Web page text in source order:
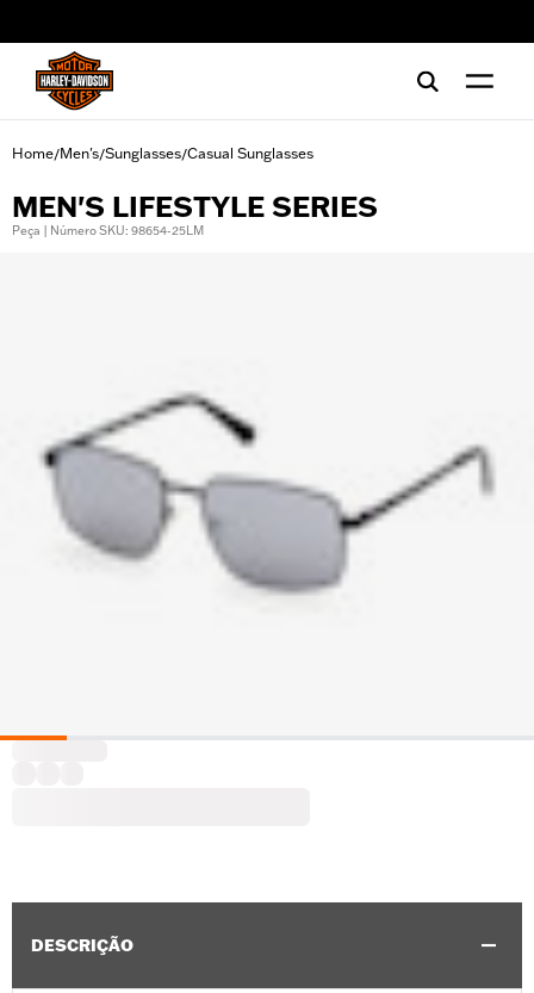
Home/Men's/Sunglasses/Casual Sunglasses
MEN'S LIFESTYLE SERIES
Peça | Número SKU: 98654-25LM
DESCRIÇÃO